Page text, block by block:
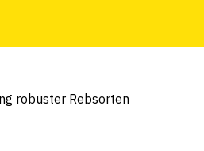
robuster Rebsorten